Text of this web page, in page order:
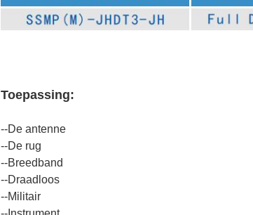
Toepassing:
--De antenne
--De rug
--Breedband
--Draadloos
--Militair